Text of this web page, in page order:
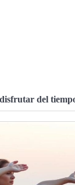
del